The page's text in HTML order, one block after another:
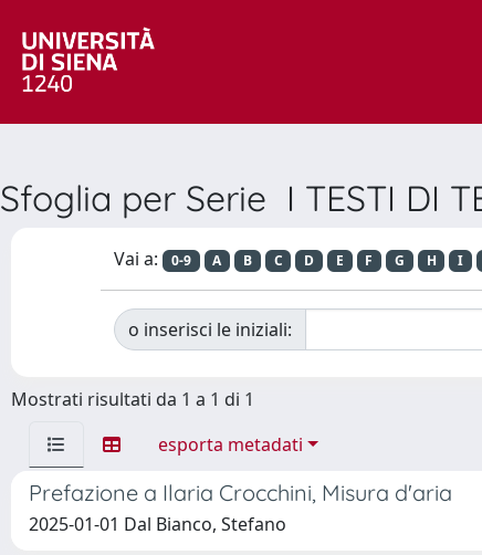
Sfoglia per Serie I TESTI DI
Vai a: 0-9 A B C D E F G H I
o inserisci le iniziali:
Mostrati risultati da 1 a 1 di 1
esporta metadati
Prefazione a Ilaria Crocchini, Misura d'aria
2025-01-01 Dal Bianco, Stefano